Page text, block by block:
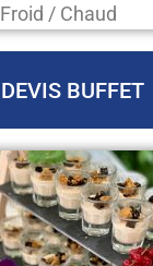
Froid / Chaud
DEVIS BUFFET